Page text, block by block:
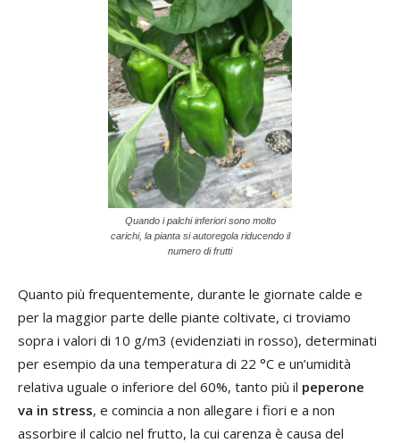
Quando i palchi inferiori sono molto
carichi, la pianta si autoregola riducendo il
numero di frutti
Quanto più frequentemente, durante le giornate calde e
per la maggior parte delle piante coltivate, ci troviamo
sopra i valori di 10 g/m3 (evidenziati in rosso), determinati
per esempio da una temperatura di 22 °C e un’umidità
relativa uguale o inferiore del 60%, tanto più il peperone
va in stress, e comincia a non allegare i fiori e a non
assorbire il calcio nel frutto, la cui carenza è causa del